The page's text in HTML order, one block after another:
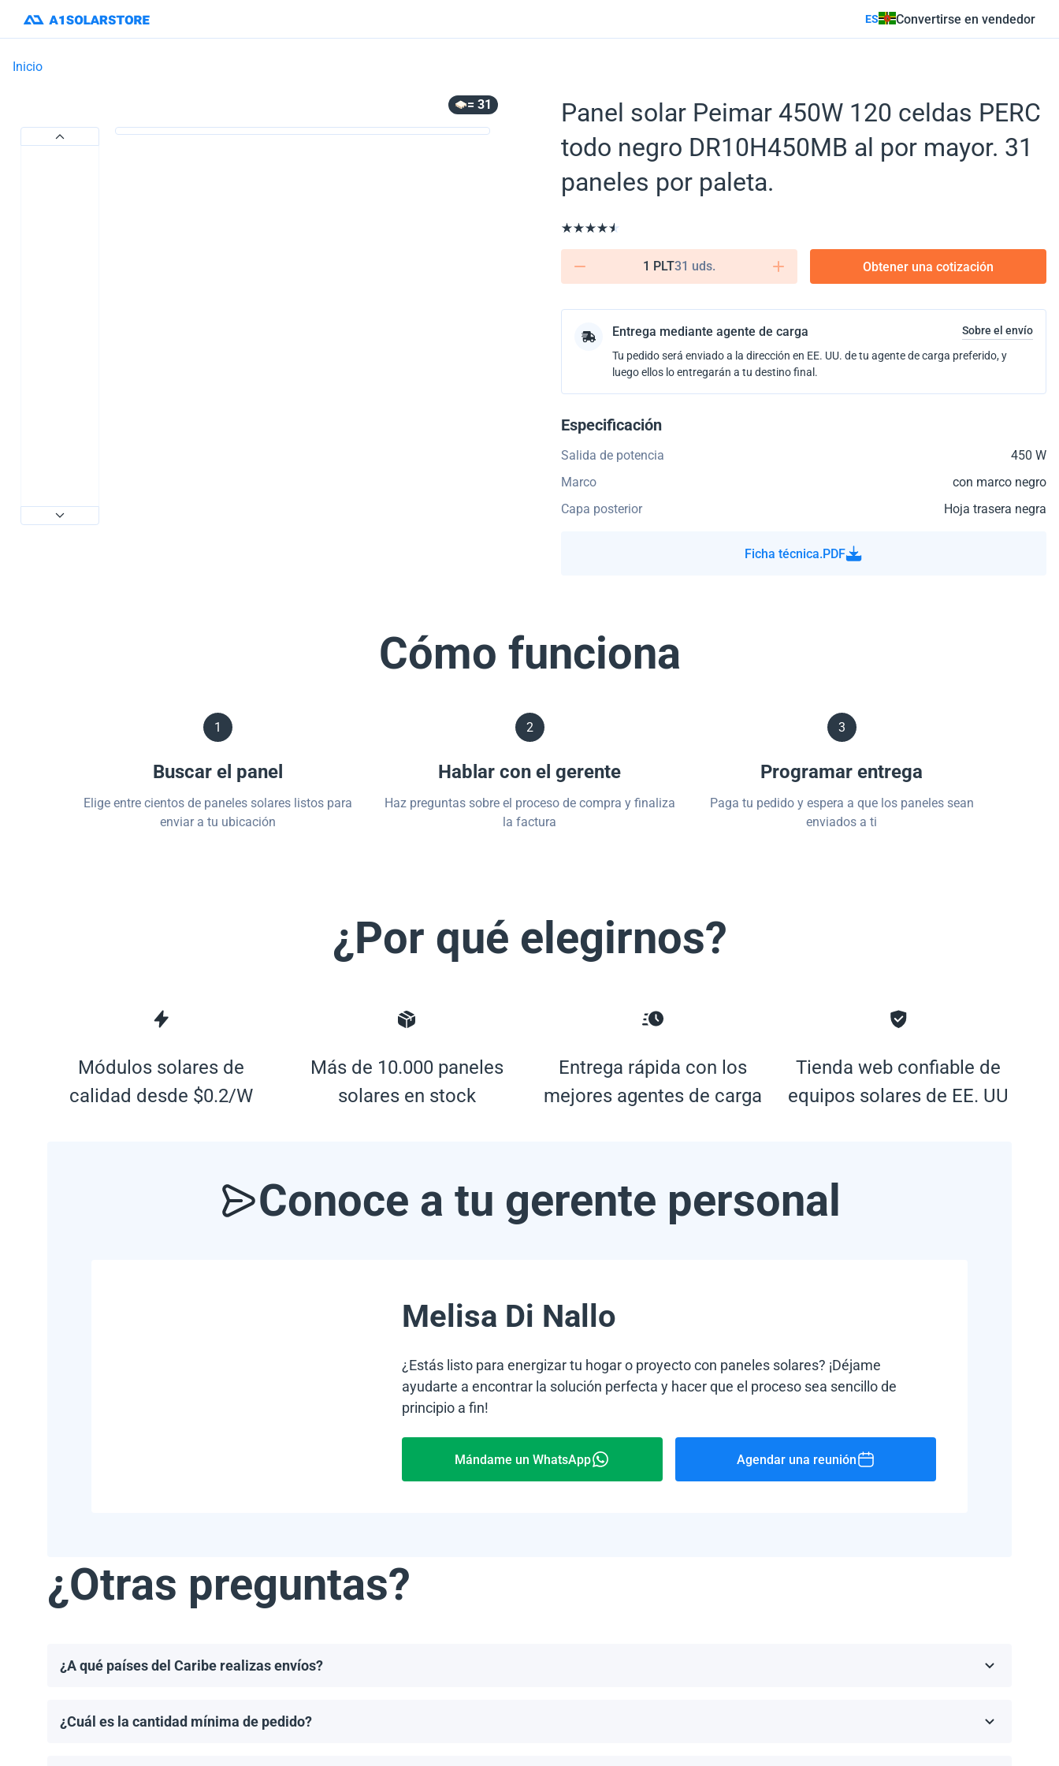
ES Convertirse en vendedor
Inicio
= 31
Panel solar Peimar 450W 120 celdas PERC
todo negro DR10H450MB al por mayor. 31
paneles por paleta.
1 PLT31 uds. Obtener una cotización
Entrega mediante agente de carga
Sobre el envío
Tu pedido será enviado a la dirección en EE. UU. de tu agente de carga preferido, y
luego ellos lo entregarán a tu destino final.
Especificación
Salida de potencia
450 W
Marco
con marco negro
Capa posterior
Hoja trasera negra
Ficha técnica.PDF
Cómo funciona
1
Buscar el panel
Elige entre cientos de paneles solares listos para
enviar a tu ubicación
2
Hablar con el gerente
Haz preguntas sobre el proceso de compra y finaliza
la factura
3
Programar entrega
Paga tu pedido y espera a que los paneles sean
enviados a ti
¿Por qué elegirnos?
Módulos solares de
calidad desde $0.2/W
Más de 10.000 paneles
solares en stock
Entrega rápida con los
mejores agentes de carga
Tienda web confiable de
equipos solares de EE. UU
Conoce a tu gerente personal
Melisa Di Nallo
¿Estás listo para energizar tu hogar o proyecto con paneles solares? ¡Déjame
ayudarte a encontrar la solución perfecta y hacer que el proceso sea sencillo de
principio a fin!
Mándame un WhatsApp Agendar una reunión
¿Otras preguntas?
¿A qué países del Caribe realizas envíos?
¿Cuál es la cantidad mínima de pedido?